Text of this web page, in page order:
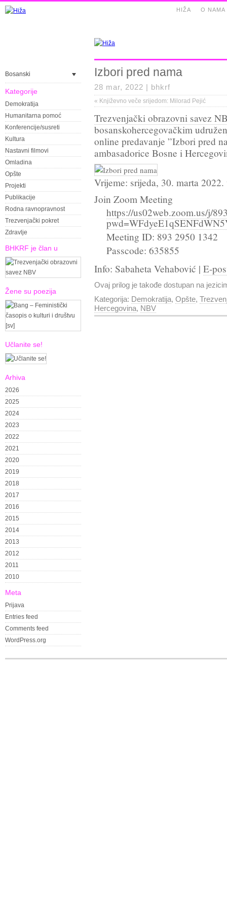
O NAMA
HIŽA
Bosanski
Kategorije
Demokratija
Humanitarna pomoć
Konferencije/susreti
Kultura
Nastavni filmovi
Omladina
Opšte
Projekti
Publikacije
Rodna ravnopravnost
Trezvenjački pokret
Zdravlje
BHKRF je član u
Žene su poezija
Učlanite se!
Arhiva
2026
2025
2024
2023
2022
2021
2020
2019
2018
2017
2016
2015
2014
2013
2012
2011
2010
Meta
Prijava
Entries feed
Comments feed
WordPress.org
Izbori pred nama
28 mar, 2022 | bhkrf
« Književno veče srijedom: Milorad Pejić
Trezvenjački obrazovni savez
bosanskohercegovačkim
online predavanje ”Izbori pred
ambasadorice Bosne i
Vrijeme: srijeda, 30. marta
Join Zoom Meeting
https://us02web.zoom.us/j/
Meeting ID: 893 2950 1342
Passcode: 635855
Info: Sabaheta Vehabović | E-
Ovaj prilog je takođe dostupan na
Kategorija: Demokratija, Opšte,
Hercegovina, NBV